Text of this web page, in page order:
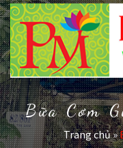
Bữa Cơm
Trang chủ»